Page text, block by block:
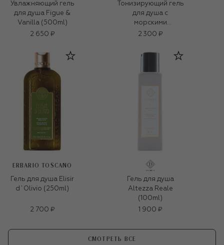
Увлажняющий гель
для душа Figue &
Vanilla (500ml)
2 650 ₽
Тонизирующий гель
для душа с
морскими
водорослями
2 300 ₽
ERBARIO TOSCANO
Гель для душа Elisir
d`Olivio (250ml)
2 700 ₽
Гель для душа
Altezza Reale
(100ml)
1 900 ₽
СМОТРЕТЬ ВСЕ